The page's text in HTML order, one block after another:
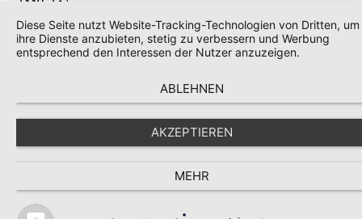
historische Literatur:Lehfeldt's Bau- und Kunst-Denkmäler
Diese Seite nutzt Website-Tracking-Technologien von Dritten, um
ihre Dienste anzubieten, stetig zu verbessern und Werbung
entsprechend den Interessen der Nutzer anzuzeigen.
ABLEHNEN
AKZEPTIEREN
MEHR